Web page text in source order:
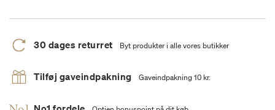
30 dages returret Byt produkter i alle vores butikker
Tilføj gaveindpakning Gaveindpakning 10 kr.